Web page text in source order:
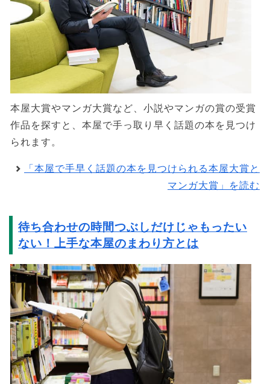
本屋大賞やマンガ大賞など、小説やマンガの賞の受賞
作品を探すと、本屋で手っ取り早く話題の本を見つけ
られます。
「本屋で手早く話題の本を見つけられる本屋大賞と
マンガ大賞」を読む
待ち合わせの時間つぶしだけじゃもったい
ない！上手な本屋のまわり方とは